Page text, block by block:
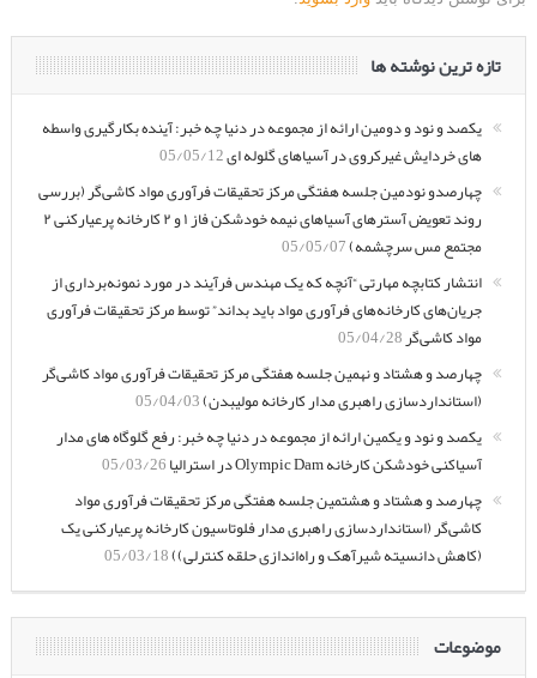
تازه ترین نوشته ها
یکصد و نود و دومین ارائه از مجموعه در دنیا چه خبر: آینده بکارگیری واسطه
های خردایش غیرکروی در آسیاهای گلوله ای05/05/12
چهارصدو نودمین جلسه هفتگی مرکز تحقیقات فرآوری مواد کاشی‌گر (بررسی
روند تعویض آسترهای آسیاهای نیمه خودشکن فاز ۱ و ۲ کارخانه پرعیارکنی ۲
مجتمع مس سرچشمه)05/05/07
انتشار کتابچه مهارتی “آنچه که یک مهندس فرآیند در مورد نمونه‌برداری از
جریان‌های کارخانه‌های فرآوری مواد باید بداند” توسط مرکز تحقیقات فرآوری
مواد کاشی‌گر05/04/28
چهارصد و هشتاد و نهمین جلسه هفتگی مرکز تحقیقات فرآوری مواد کاشی‌گر
(استانداردسازی راهبری مدار کارخانه مولیبدن)05/04/03
یکصد و نود و یکمین ارائه از مجموعه در دنیا چه خبر: رفع گلوگاه های مدار
آسیاکنی خودشکن کارخانه Olympic Dam در استرالیا
05/03/26
چهارصد و هشتاد و هشتمین جلسه هفتگی مرکز تحقیقات فرآوری مواد
کاشی‌گر (استانداردسازی راهبری مدار فلوتاسیون کارخانه پرعیارکنی یک
(کاهش دانسیته شیرآهک و راه‌اندازی حلقه کنترلی))05/03/18
موضوعات